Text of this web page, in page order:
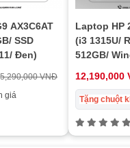
AX3C6AT
SSD
Đen)
VNĐ
giá
Laptop HP
(i3 1315U/
512GB/
12,190,000
Tặng chuột